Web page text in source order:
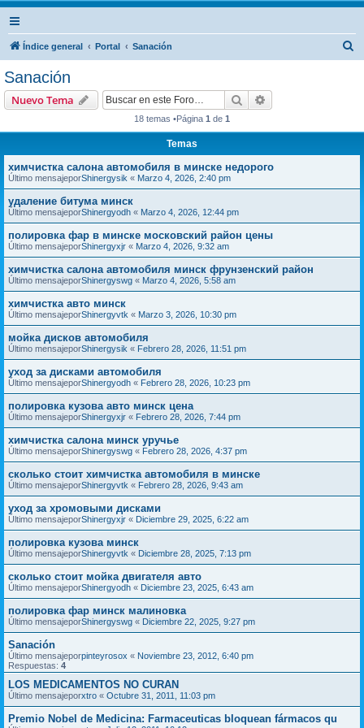
Índice general Portal Sanación
Sanación
Nuevo Tema Buscar
18 temas •Página 1 de 1
Temas
химчистка салона автомобиля в минске недорого
Último mensajeporShinergysik « Marzo 4, 2026, 2:40 pm
удаление битума минск
Último mensajeporShinergyodh « Marzo 4, 2026, 12:44 pm
полировка фар в минске московский район цены
Último mensajeporShinergyxjr « Marzo 4, 2026, 9:32 am
химчистка салона автомобиля минск фрунзенский район
Último mensajeporShinergyswg « Marzo 4, 2026, 5:58 am
химчистка авто минск
Último mensajeporShinergyvtk « Marzo 3, 2026, 10:30 pm
мойка дисков автомобиля
Último mensajeporShinergysik « Febrero 28, 2026, 11:51 pm
уход за дисками автомобиля
Último mensajeporShinergyodh « Febrero 28, 2026, 10:23 pm
полировка кузова авто минск цена
Último mensajeporShinergyxjr « Febrero 28, 2026, 7:44 pm
химчистка салона минск уручье
Último mensajeporShinergyswg « Febrero 28, 2026, 4:37 pm
сколько стоит химчистка автомобиля в минске
Último mensajeporShinergyvtk « Febrero 28, 2026, 9:43 am
уход за хромовыми дисками
Último mensajeporShinergyxjr « Diciembre 29, 2025, 6:22 am
полировка кузова минск
Último mensajeporShinergyvtk « Diciembre 28, 2025, 7:13 pm
сколько стоит мойка двигателя авто
Último mensajeporShinergyodh « Diciembre 23, 2025, 6:43 am
полировка фар минск малиновка
Último mensajeporShinergyswg « Diciembre 22, 2025, 9:27 pm
Sanación
Último mensajeporpinteyrosox « Noviembre 23, 2012, 6:40 pm
Respuestas: 4
LOS MEDICAMENTOS NO CURAN
Último mensajeporxtro « Octubre 31, 2011, 11:03 pm
Premio Nobel de Medicina: Farmaceuticas bloquean fármacos qu